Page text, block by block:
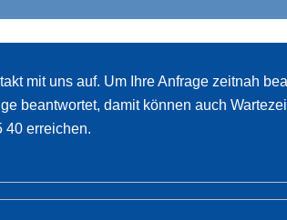
mit uns auf. Um Ihre Anfrage zeitnah
beantwortet, damit können auch
40 erreichen.